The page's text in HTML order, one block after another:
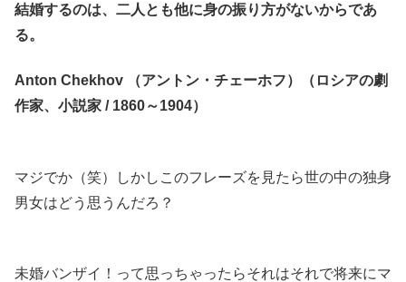
結婚するのは、二人とも他に身の振り方がないからであ
る。
Anton Chekhov （アントン・チェーホフ）（ロシアの劇
作家、小説家 / 1860～1904）
マジでか（笑）しかしこのフレーズを見たら世の中の独身
男女はどう思うんだろ？
未婚バンザイ！って思っちゃったらそれはそれで将来にマ